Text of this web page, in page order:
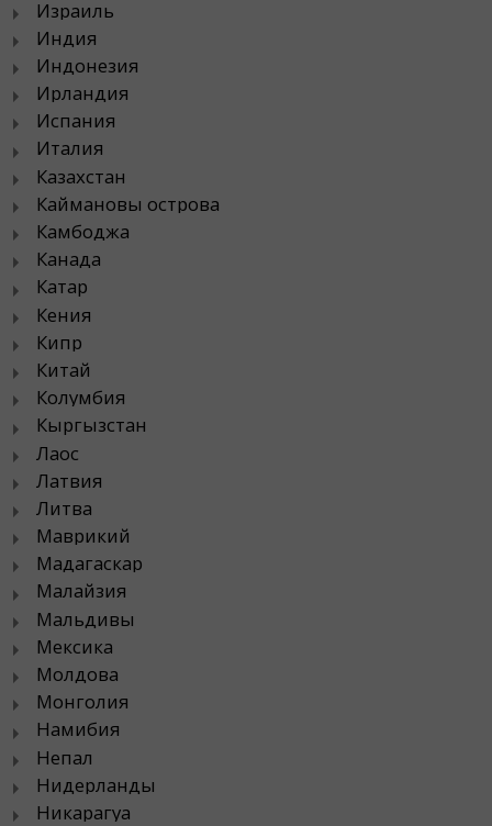
Израиль
Индия
Индонезия
Ирландия
Испания
Италия
Казахстан
Каймановы острова
Камбоджа
Канада
Катар
Кения
Кипр
Китай
Колумбия
Кыргызстан
Лаос
Латвия
Литва
Маврикий
Мадагаскар
Малайзия
Мальдивы
Мексика
Молдова
Монголия
Намибия
Непал
Нидерланды
Никарагуа